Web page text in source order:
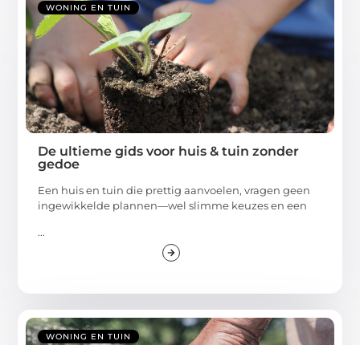
WONING EN TUIN
De ultieme gids voor huis & tuin zonder
gedoe
Een huis en tuin die prettig aanvoelen, vragen geen
ingewikkelde plannen—wel slimme keuzes en een
...
WONING EN TUIN